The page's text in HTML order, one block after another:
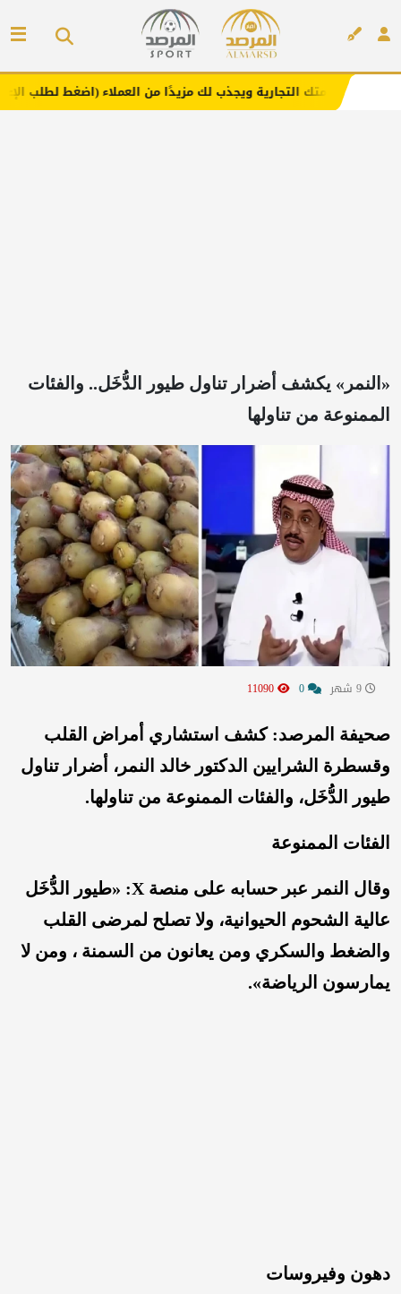
ويجذب لك مزيدًا من العملاء (اضغط لطلب الإعلان)
«النمر» يكشف أضرار تناول طيور الدُّخَل.. والفئات
الممنوعة من تناولها
صحيفة المرصد: كشف استشاري أمراض القلب
وقسطرة الشرايين الدكتور خالد النمر، أضرار تناول
طيور الدُّخَل، والفئات الممنوعة من تناولها.
الفئات الممنوعة
وقال النمر عبر حسابه على منصة X: «طيور الدُّخَل
عالية الشحوم الحيوانية، ولا تصلح لمرضى القلب
والضغط والسكري ومن يعانون من السمنة ، ومن لا
يمارسون الرياضة».
دهون وفيروسات